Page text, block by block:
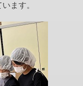
ます。